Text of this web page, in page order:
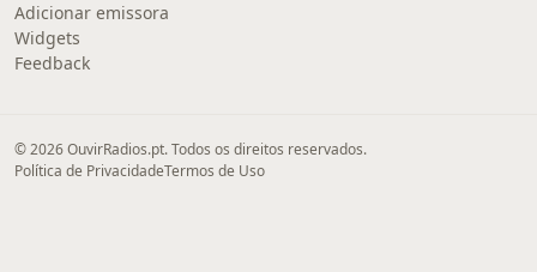
Adicionar emissora
Widgets
Feedback
© 2026 OuvirRadios.pt. Todos os direitos reservados.
Política de PrivacidadeTermos de Uso